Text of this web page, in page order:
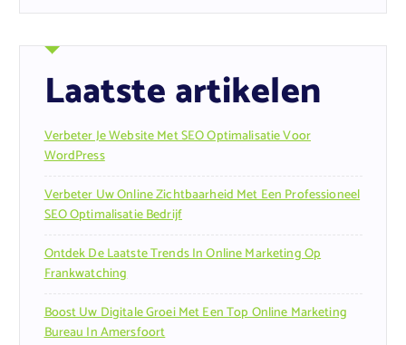
Laatste artikelen
Verbeter Je Website Met SEO Optimalisatie Voor
WordPress
Verbeter Uw Online Zichtbaarheid Met Een Professioneel
SEO Optimalisatie Bedrijf
Ontdek De Laatste Trends In Online Marketing Op
Frankwatching
Boost Uw Digitale Groei Met Een Top Online Marketing
Bureau In Amersfoort